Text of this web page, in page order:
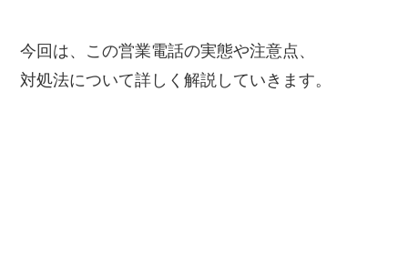
今回は、この営業電話の実態や注意点、
対処法について詳しく解説していきます。